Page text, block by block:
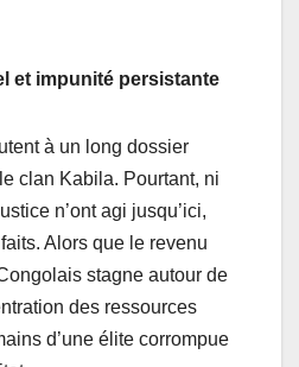
et impunité persistante
à un long dossier
clan Kabila. Pourtant, ni
n’ont agi jusqu’ici,
Alors que le revenu
stagne autour de
des ressources
d’une élite corrompue